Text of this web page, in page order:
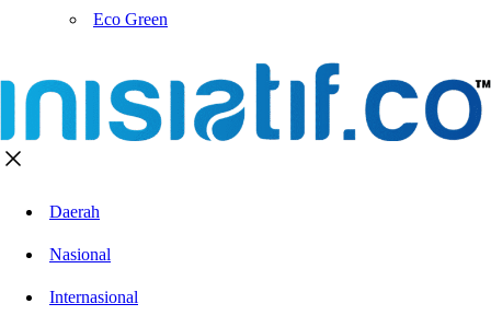
Eco Green
Daerah
Nasional
Internasional